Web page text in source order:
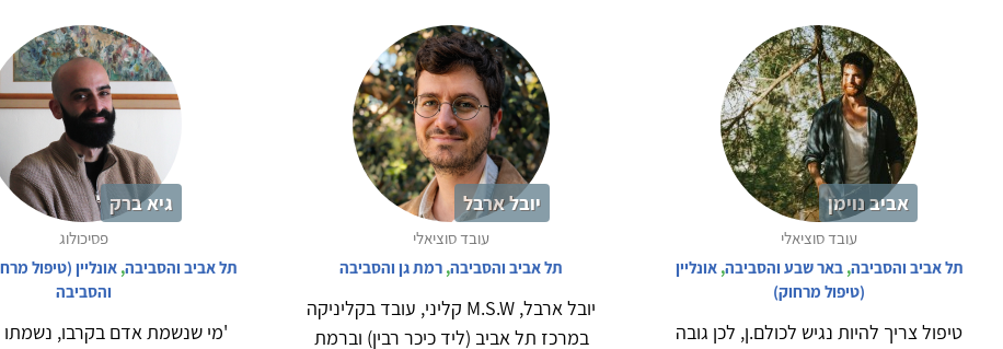
אביב נוימן
עובד סוציאלי
תל אביב והסביבה,באר שבע והסביבה,אונליין
(טיפול מרחוק)
טיפול צריך להיות נגיש לכולם.ן, לכן גובה
יובל ארבל
עובד סוציאלי
תל אביב והסביבה, רמת גן והסביבה
יובל ארבל, M.S.W קליני, עובד בקליניקה
במרכז תל אביב (ליד כיכר רבין) וברמת
גיא ברק
פסיכולוג
תל אביב והסביבה, אונליין (טיפול
והסביבה
'מי שנשמת אדם בקרבו, נשמתו